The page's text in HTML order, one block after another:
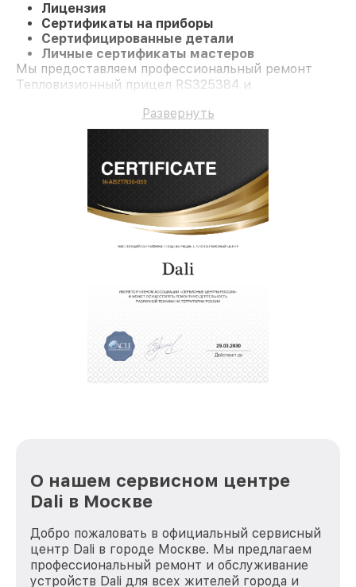
Лицензия
Сертификаты на приборы
Сертифицированные детали
Личные сертификаты мастеров
Мы предоставляем профессиональный ремонт
Тепловизионный прицел RS325384 и
Развернуть
О нашем сервисном центре
Dali в Москве
Добро пожаловать в официальный сервисный
центр Dali в городе Москве. Мы предлагаем
профессиональный ремонт и обслуживание
устройств Dali для всех жителей города и